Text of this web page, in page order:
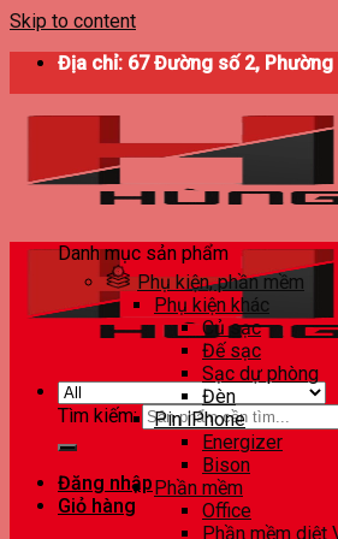
Skip to content
Địa chỉ: 67 Đường số 2,
Tìm kiếm:
Đăng nhập
Giỏ hàng
Danh mục sản phẩm
Phụ kiện, phần mềm
Phụ kiện khác
Củ sạc
Đế sạc
Sạc dự phòng
Đèn
Pin iPhone
Energizer
Bison
Phần mềm
Office
Phần mềm diệt